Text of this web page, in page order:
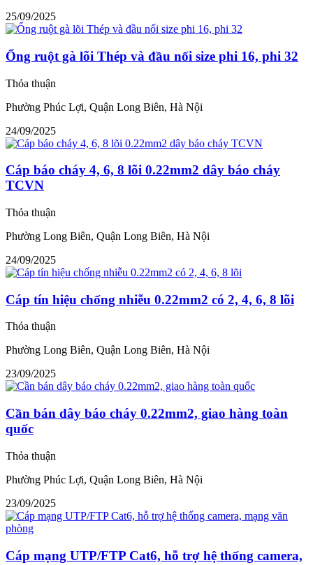
25/09/2025
Ống ruột gà lõi Thép và đầu nối size phi 16, phi 32
Thỏa thuận
Phường Phúc Lợi, Quận Long Biên, Hà Nội
24/09/2025
Cáp báo cháy 4, 6, 8 lõi 0.22mm2 dây báo cháy
TCVN
Thỏa thuận
Phường Long Biên, Quận Long Biên, Hà Nội
24/09/2025
Cáp tín hiệu chống nhiễu 0.22mm2 có 2, 4, 6, 8 lõi
Thỏa thuận
Phường Long Biên, Quận Long Biên, Hà Nội
23/09/2025
Cần bán dây báo cháy 0.22mm2, giao hàng toàn
quốc
Thỏa thuận
Phường Phúc Lợi, Quận Long Biên, Hà Nội
23/09/2025
Cáp mạng UTP/FTP Cat6, hỗ trợ hệ thống camera,